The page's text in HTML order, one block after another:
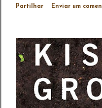
Partilhar Enviar um